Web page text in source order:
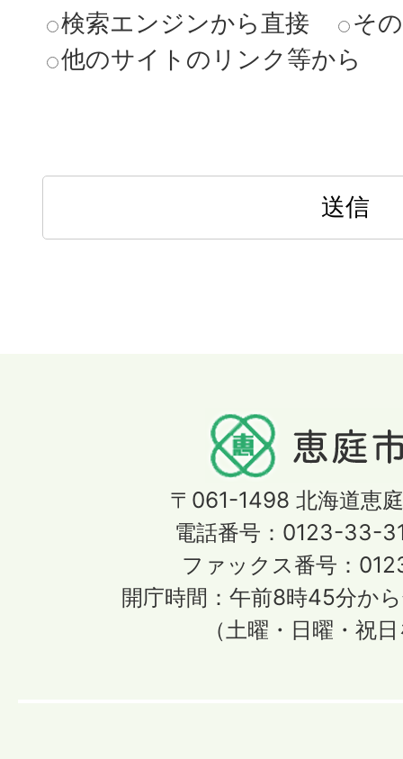
検索エンジンから直接
そ
他のサイトのリンク等から
〒061-1498 北海道恵
電話番号：0123-33-
ファックス番号：
開庁時間：午前8時45分か
（土曜・日曜・祝